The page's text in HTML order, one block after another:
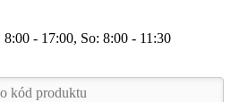
- 17:00, So: 8:00 - 11:30